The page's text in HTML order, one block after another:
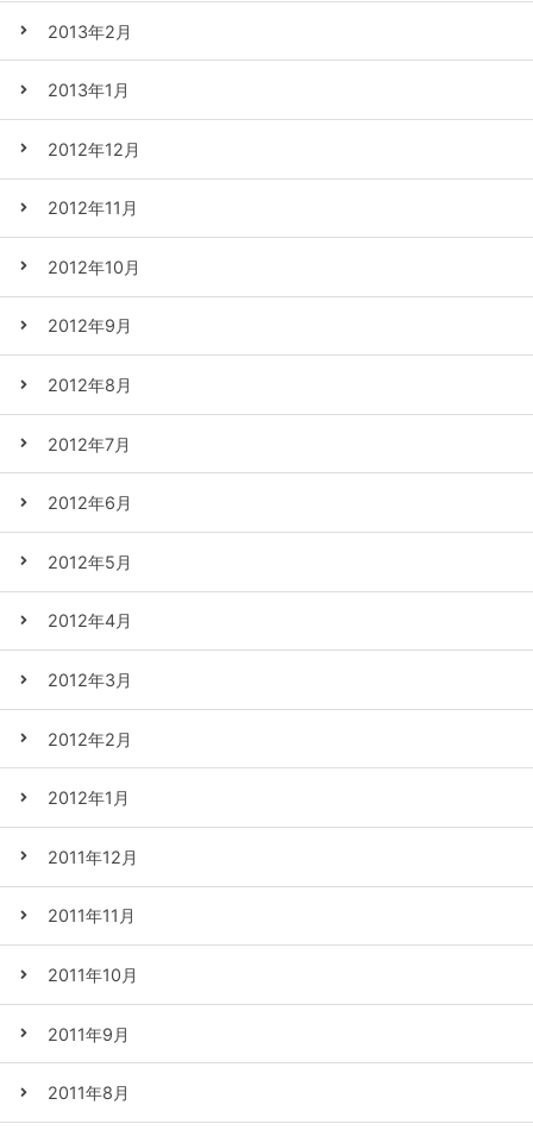
2013年2月
2013年1月
2012年12月
2012年11月
2012年10月
2012年9月
2012年8月
2012年7月
2012年6月
2012年5月
2012年4月
2012年3月
2012年2月
2012年1月
2011年12月
2011年11月
2011年10月
2011年9月
2011年8月